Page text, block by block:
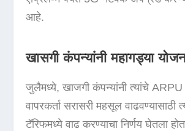
आहे.
खासगी कंपन्यांनी महागड्या
जुलैमध्ये, खाजगी कंपन्यांनी त्यांचे
वापरकर्ता सरासरी महसूल वाढवण्यासाठी
टॅरिफमध्ये वाढ करण्याचा निर्णय घेतला